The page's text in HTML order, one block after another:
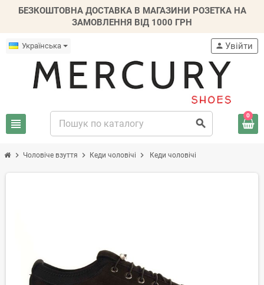
БЕЗКОШТОВНА ДОСТАВКА В МАГАЗИНИ РОЗЕТКА НА
ЗАМОВЛЕННЯ ВІД 1000 ГРН
Українська
view_headline search
person Увійти
0
chevron_right Чоловіче взуття chevron_right Кеди чоловічі chevron_right Кеди чоловічі